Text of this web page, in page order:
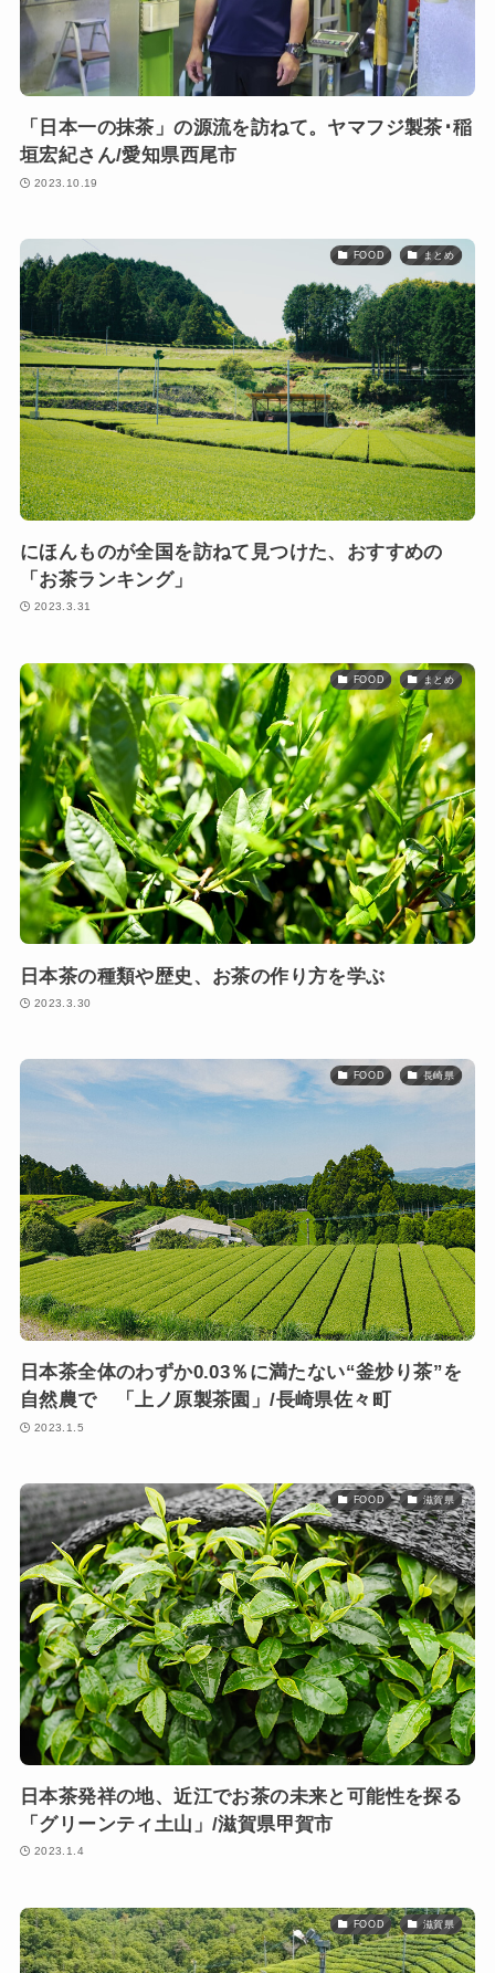
「日本一の抹茶」の源流を訪ねて。ヤマフジ製茶･稲
垣宏紀さん/愛知県西尾市
2023.10.19
FOOD まとめ
にほんものが全国を訪ねて見つけた、おすすめの
「お茶ランキング」
2023.3.31
FOOD まとめ
日本茶の種類や歴史、お茶の作り方を学ぶ
2023.3.30
FOOD 長崎県
日本茶全体のわずか0.03％に満たない“釜炒り茶”を
自然農で 「上ノ原製茶園」/長崎県佐々町
2023.1.5
FOOD 滋賀県
日本茶発祥の地、近江でお茶の未来と可能性を探る
「グリーンティ土山」/滋賀県甲賀市
2023.1.4
FOOD 滋賀県